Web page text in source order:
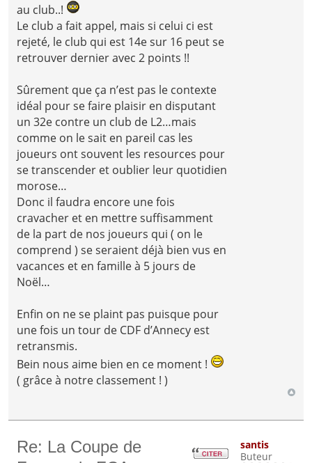
au club..!
Le club a fait appel, mais si celui ci est
rejeté, le club qui est 14e sur 16 peut se
retrouver dernier avec 2 points !!
Sûrement que ça n’est pas le contexte
idéal pour se faire plaisir en disputant
un 32e contre un club de L2…mais
comme on le sait en pareil cas les
joueurs ont souvent les resources pour
se transcender et oublier leur quotidien
morose…
Donc il faudra encore une fois
cravacher et en mettre suffisamment
de la part de nos joueurs qui ( on le
comprend ) se seraient déjà bien vus en
vacances et en famille à 5 jours de
Noël…
Enfin on ne se plaint pas puisque pour
une fois un tour de CDF d’Annecy est
retransmis.
Bein nous aime bien en ce moment !
( grâce à notre classement ! )
Re: La Coupe de
santis
Buteur